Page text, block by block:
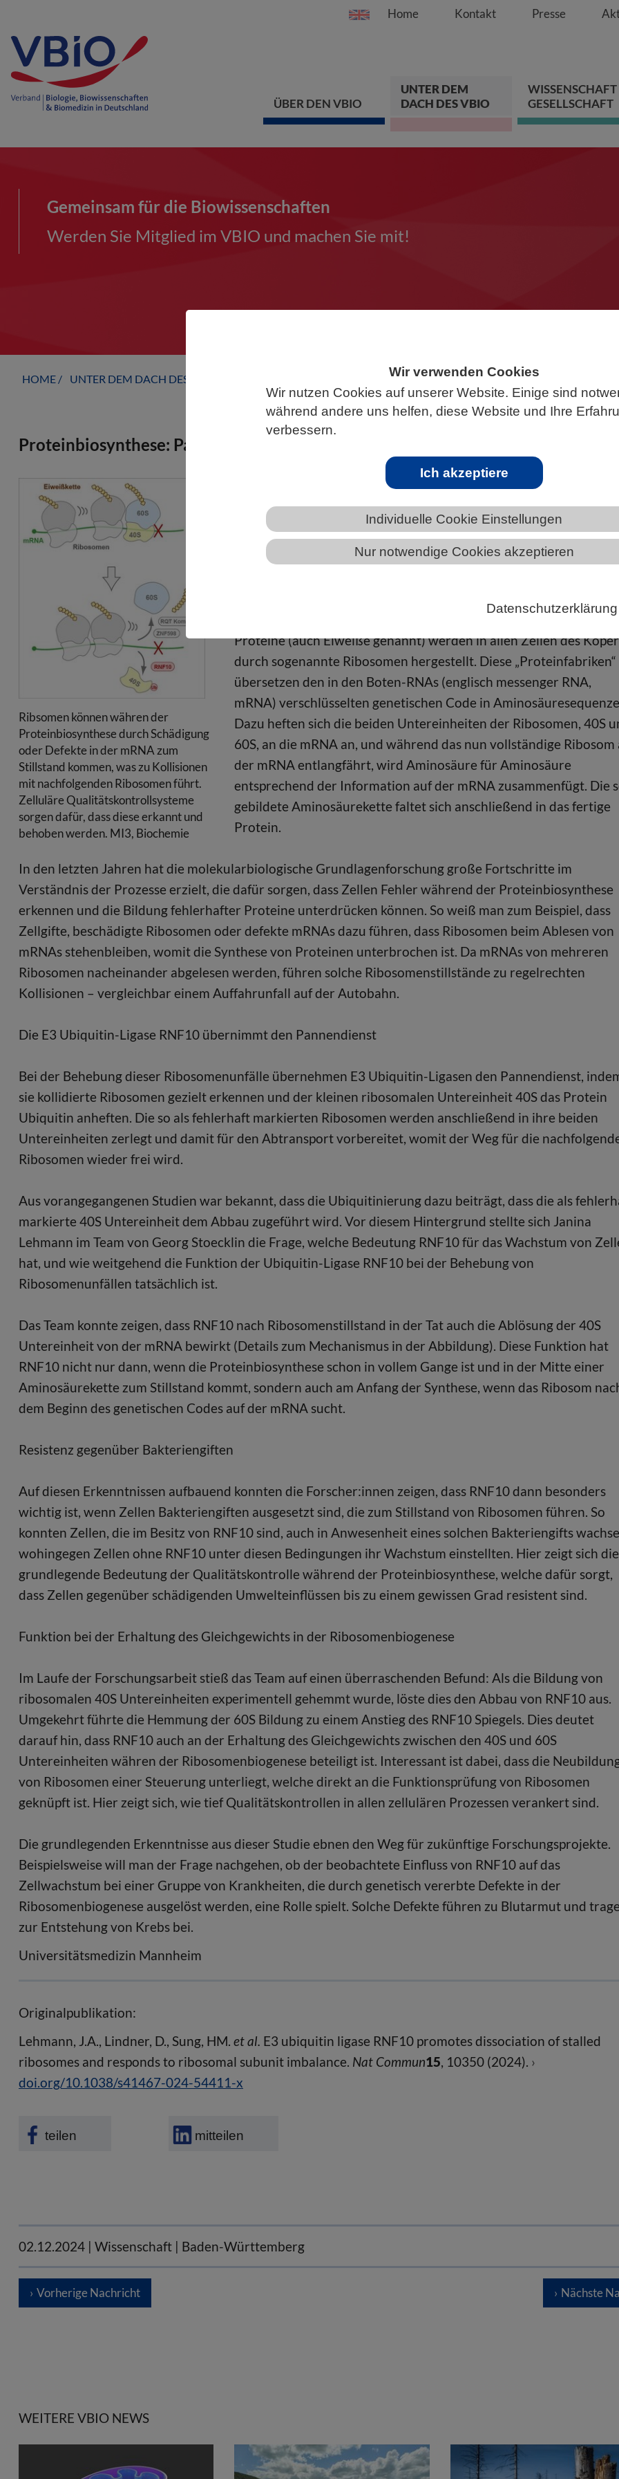
Wir verwenden Cookies
Wir nutzen Cookies auf unserer Website. Einige sind
während andere uns helfen, diese Website und Ihre
verbessern.
Ich akzeptiere
Individuelle Cookie Einstellungen
Nur notwendige Cookies akzeptieren
Datenschutzerklärung
Springe direkt zu:
Zum Hauptinhalt
Zur Hauptnavigation
Zur Footer-
Home Kontakt Presse
ÜBER DEN VBIO
UNTER DEM
DACH DES VBIO
GESELLSCHAFT
Gemeinsam für die Biowissenschaften
Werden Sie Mitglied im VBIO und machen Sie mit!
HOME UNTER DEM DACH DES VBIO SACHSEN NEWS AUS SACHSEN
Proteinbiosynthese: Pannenhilfe nach Auffahrunfällen
Ribsomen können währen der
Proteinbiosynthese durch Schädigung
oder Defekte in der mRNA zum
Stillstand kommen, was zu Kollisionen
mit nachfolgenden Ribosomen führt.
Zelluläre Qualitätskontrollsysteme
sorgen dafür, dass diese erkannt und
behoben werden. MI3, Biochemie
Einen wichtigen Mechanismus der Qualitätskontrolle bei der
Proteinbiosynthese haben jetzt Biochemiker am Institute for
Immunoscience (MI3) der Medizinischen Fakultät Mannheim der
Universität Heidelberg entdeckt. Georg Stoecklin und sein Team
werden, indem die Ribosomen von der mRNA abgelöst werden.
Proteine (auch Eiweiße genannt) werden in allen Zellen des
durch sogenannte Ribosomen hergestellt. Diese „Proteinfabriken“
übersetzen den in den Boten-RNAs (englisch messenger RNA,
mRNA) verschlüsselten genetischen Code in
Dazu heften sich die beiden Untereinheiten der Ribosomen, 40S
60S, an die mRNA an, und während das nun vollständige Ribosom
der mRNA entlangfährt, wird Aminosäure für Aminosäure
entsprechend der Information auf der mRNA zusammenfügt. Die
gebildete Aminosäurekette faltet sich anschließend in das fertige
Protein.
In den letzten Jahren hat die molekularbiologische Grundlagenforschung große Fortschritte im
Verständnis der Prozesse erzielt, die dafür sorgen, dass Zellen Fehler während der Proteinbiosynthese
erkennen und die Bildung fehlerhafter Proteine unterdrücken können. So weiß man zum Beispiel, dass
Zellgifte, beschädigte Ribosomen oder defekte mRNAs dazu führen, dass Ribosomen beim Ablesen von
mRNAs stehenbleiben, womit die Synthese von Proteinen unterbrochen ist. Da mRNAs von mehreren
Ribosomen nacheinander abgelesen werden, führen solche Ribosomenstillstände zu regelrechten
Kollisionen – vergleichbar einem Auffahrunfall auf der Autobahn.
Die E3 Ubiquitin-Ligase RNF10 übernimmt den Pannendienst
Bei der Behebung dieser Ribosomenunfälle übernehmen E3 Ubiquitin-Ligasen den Pannendienst,
sie kollidierte Ribosomen gezielt erkennen und der kleinen ribosomalen Untereinheit 40S das Protein
Ubiquitin anheften. Die so als fehlerhaft markierten Ribosomen werden anschließend in ihre beiden
Untereinheiten zerlegt und damit für den Abtransport vorbereitet, womit der Weg für die
Ribosomen wieder frei wird.
Aus vorangegangenen Studien war bekannt, dass die Ubiquitinierung dazu beiträgt, dass die als
markierte 40S Untereinheit dem Abbau zugeführt wird. Vor diesem Hintergrund stellte sich Janina
Lehmann im Team von Georg Stoecklin die Frage, welche Bedeutung RNF10 für das Wachstum von
hat, und wie weitgehend die Funktion der Ubiquitin-Ligase RNF10 bei der Behebung von
Ribosomenunfällen tatsächlich ist.
Das Team konnte zeigen, dass RNF10 nach Ribosomenstillstand in der Tat auch die Ablösung der 40S
Untereinheit von der mRNA bewirkt (Details zum Mechanismus in der Abbildung). Diese Funktion hat
RNF10 nicht nur dann, wenn die Proteinbiosynthese schon in vollem Gange ist und in der Mitte einer
Aminosäurekette zum Stillstand kommt, sondern auch am Anfang der Synthese, wenn das Ribosom
dem Beginn des genetischen Codes auf der mRNA sucht.
Resistenz gegenüber Bakteriengiften
Auf diesen Erkenntnissen aufbauend konnten die Forscher:innen zeigen, dass RNF10 dann besonders
wichtig ist, wenn Zellen Bakteriengiften ausgesetzt sind, die zum Stillstand von Ribosomen führen. So
konnten Zellen, die im Besitz von RNF10 sind, auch in Anwesenheit eines solchen Bakteriengifts
wohingegen Zellen ohne RNF10 unter diesen Bedingungen ihr Wachstum einstellten. Hier zeigt sich die
grundlegende Bedeutung der Qualitätskontrolle während der Proteinbiosynthese, welche dafür sorgt,
dass Zellen gegenüber schädigenden Umwelteinflüssen bis zu einem gewissen Grad resistent sind.
Funktion bei der Erhaltung des Gleichgewichts in der Ribosomenbiogenese
Im Laufe der Forschungsarbeit stieß das Team auf einen überraschenden Befund: Als die Bildung von
ribosomalen 40S Untereinheiten experimentell gehemmt wurde, löste dies den Abbau von RNF10 aus.
Umgekehrt führte die Hemmung der 60S Bildung zu einem Anstieg des RNF10 Spiegels. Dies deutet
darauf hin, dass RNF10 auch an der Erhaltung des Gleichgewichts zwischen den 40S und 60S
Untereinheiten währen der Ribosomenbiogenese beteiligt ist. Interessant ist dabei, dass die
von Ribosomen einer Steuerung unterliegt, welche direkt an die Funktionsprüfung von Ribosomen
geknüpft ist. Hier zeigt sich, wie tief Qualitätskontrollen in allen zellulären Prozessen verankert sind.
Die grundlegenden Erkenntnisse aus dieser Studie ebnen den Weg für zukünftige Forschungsprojekte.
Beispielsweise will man der Frage nachgehen, ob der beobachtete Einfluss von RNF10 auf das
Zellwachstum bei einer Gruppe von Krankheiten, die durch genetisch vererbte Defekte in der
Ribosomenbiogenese ausgelöst werden, eine Rolle spielt. Solche Defekte führen zu Blutarmut und
zur Entstehung von Krebs bei.
Universitätsmedizin Mannheim
Originalpublikation:
Lehmann, J.A., Lindner, D., Sung, HM. et al. E3 ubiquitin ligase RNF10 promotes dissociation of stalled
ribosomes and responds to ribosomal subunit imbalance. Nat Commun15 , 10350 (2024).
doi.org/10.1038/s41467-024-54411-x
teilen mitteilen
02.12.2024 | Wissenschaft | Baden-Württemberg
Vorherige Nachricht Nächste
WEITERE VBIO NEWS